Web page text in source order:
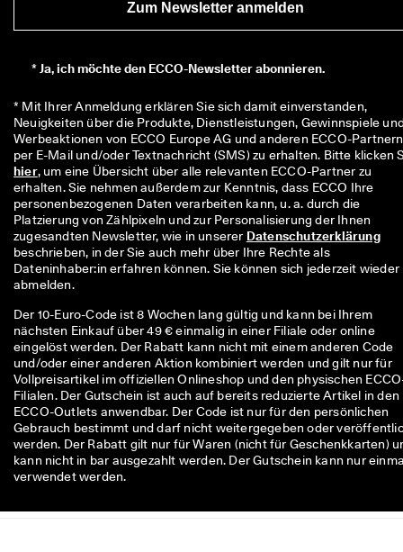
Zum Newsletter anmelden
*Ja, ich möchte den ECCO-Newsletter abonnieren.
* Mit Ihrer Anmeldung erklären Sie sich damit einverstanden,
Neuigkeiten über die Produkte, Dienstleistungen, Gewinnspiele
Werbeaktionen von ECCO Europe AG und anderen ECCO-Partnern
hier, um eine Übersicht über alle relevanten ECCO-Partner zu
erhalten. Sie nehmen außerdem zur Kenntnis, dass ECCO Ihre
personenbezogenen Daten verarbeiten kann, u. a. durch die
Platzierung von Zählpixeln und zur Personalisierung der Ihnen
zugesandten Newsletter, wie in unserer Datenschutzerklärung
beschrieben, in der Sie auch mehr über Ihre Rechte als
Dateninhaber:in erfahren können. Sie können sich jederzeit wieder
abmelden.
Der 10-Euro-Code ist 8 Wochen lang gültig und kann bei Ihrem
nächsten Einkauf über 49 € einmalig in einer Filiale oder online
eingelöst werden. Der Rabatt kann nicht mit einem anderen Code
und/oder einer anderen Aktion kombiniert werden und gilt nur für
Vollpreisartikel im offiziellen Onlineshop und den physischen
Filialen. Der Gutschein ist auch auf bereits reduzierte Artikel in den
ECCO-Outlets anwendbar. Der Code ist nur für den persönlichen
Gebrauch bestimmt und darf nicht weitergegeben oder
werden. Der Rabatt gilt nur für Waren (nicht für Geschenkkarten)
kann nicht in bar ausgezahlt werden. Der Gutschein kann nur
verwendet werden.